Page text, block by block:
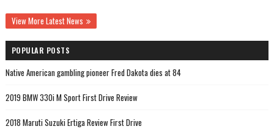
View More Latest News
POPULAR POSTS
Native American gambling pioneer Fred Dakota dies at 84
2019 BMW 330i M Sport First Drive Review
2018 Maruti Suzuki Ertiga Review First Drive